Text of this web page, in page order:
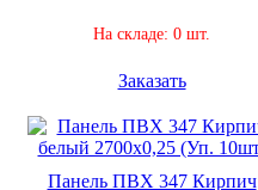
На складе: 0 шт.
Заказать
Панель ПВХ 347 Кирпич